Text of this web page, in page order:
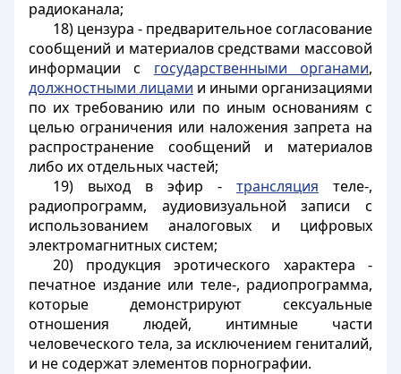
радиоканала;
18) цензура - предварительное согласование
сообщений и материалов средствами массовой
информации с государственными органами,
должностными лицами и иными организациями
по их требованию или по иным основаниям с
целью ограничения или наложения запрета на
распространение сообщений и материалов
либо их отдельных частей;
19) выход в эфир - трансляция теле-,
радиопрограмм, аудиовизуальной записи с
использованием аналоговых и цифровых
электромагнитных систем;
20) продукция эротического характера -
печатное издание или теле-, радиопрограмма,
которые демонстрируют сексуальные
отношения людей, интимные части
человеческого тела, за исключением гениталий,
и не содержат элементов порнографии.